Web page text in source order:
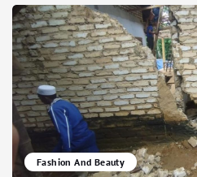
Fashion And Beauty